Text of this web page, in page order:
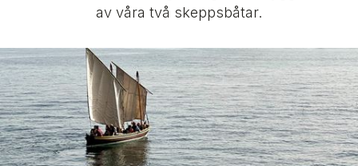
av våra två skeppsbåtar.